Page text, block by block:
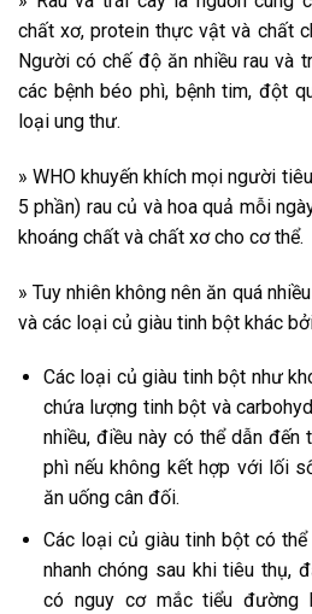
chất xơ, protein thực vật và chất
Người có chế độ ăn nhiều rau và
các bệnh béo phì, bệnh tim, đột
loại ung thư.
» WHO khuyến khích mọi người
5 phần) rau củ và hoa quả mỗi
khoáng chất và chất xơ cho cơ thể.
» Tuy nhiên không nên ăn quá
và các loại củ giàu tinh bột khác
Các loại củ giàu tinh bột như
chứa lượng tinh bột và
nhiều, điều này có thể dẫn
phì nếu không kết hợp với lối
ăn uống cân đối.
Các loại củ giàu tinh bột có
nhanh chóng sau khi tiêu thụ,
có nguy cơ mắc tiểu đường